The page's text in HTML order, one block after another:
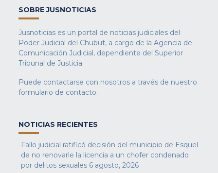
SOBRE JUSNOTICIAS
Jusnoticias es un portal de noticias judiciales del
Poder Judicial del Chubut, a cargo de la Agencia de
Comunicación Judicial, dependiente del Superior
Tribunal de Justicia.
Puede contactarse con nosotros a través de nuestro
formulario de contacto.
NOTICIAS RECIENTES
Fallo judicial ratificó decisión del municipio de Esquel
de no renovarle la licencia a un chofer condenado
por delitos sexuales 6 agosto, 2026